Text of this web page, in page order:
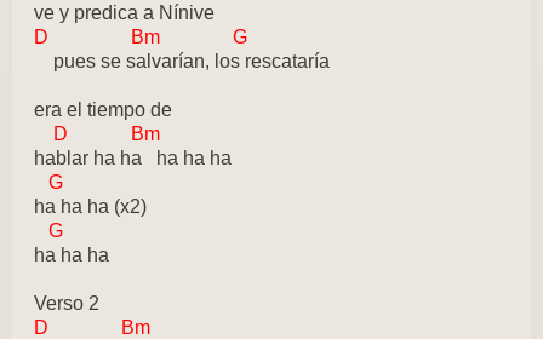
ve y predica a Nínive
D Bm G
pues se salvarían, los rescataría
era el tiempo de
D Bm
hablar ha ha ha ha ha
G
ha ha ha (x2)
G
ha ha ha
Verso 2
D Bm